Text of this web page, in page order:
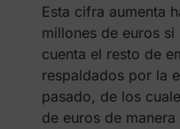
Esta cifra aumenta
millones de euros si
cuenta el resto de
respaldados por la
pasado, de los
de euros de